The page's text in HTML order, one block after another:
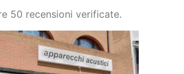
50 recensioni verificate.